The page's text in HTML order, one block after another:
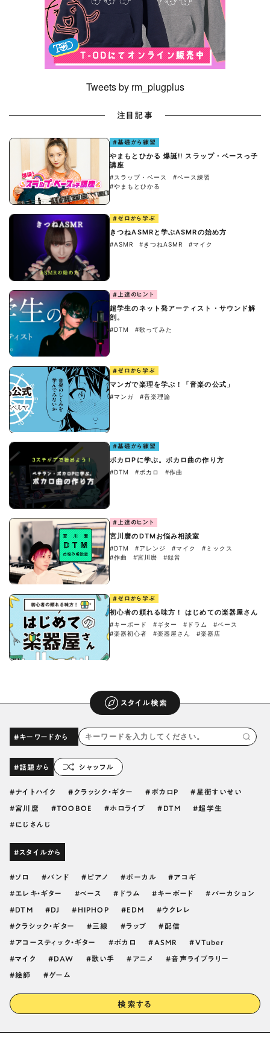
Tweets by rm_plugplus
注目記事
#基礎から練習
やまもとひかる 爆誕!! スラップ・ベースっ子
講座
#スラップ・ベース
#ベース練習
#やまもとひかる
#ゼロから学ぶ
きつねASMRと学ぶASMRの始め方
#ASMR #きつねASMR #マイク
#上達のヒント
超学生のネット発アーティスト・サウンド解
剖。
#DTM #歌ってみた
#ゼロから学ぶ
マンガで楽理を学ぶ！「音楽の公式」
#マンガ #音楽理論
#基礎から練習
ボカロPに学ぶ。ボカロ曲の作り方
#DTM #ボカロ #作曲
#上達のヒント
宮川麿のDTMお悩み相談室
#DTM #アレンジ #マイク
#ミックス
#作曲
#宮川麿 #録音
#ゼロから学ぶ
初心者の頼れる味方！ はじめての楽器屋さん
#キーボード #ギター #ドラム
#ベース
#楽器初心者
#楽器屋さん #楽器店
スタイル検索
#キーワードから
#話題から シャッフル
ナイトハイク クラッシク・ギター ボカロP 星街すいせい
宮川麿 TOOBOE ホロライブ DTM 超学生
にじさんじ
#スタイルから
ソロ バンド ピアノ ボーカル アコギ
エレキ・ギター ベース ドラム キーボード パーカション
DTM DJ HIPHOP EDM ウクレレ
クラシック・ギター 三線 ラップ 配信
アコースティック・ギター ボカロ ASMR VTuber
マイク DAW 歌い手 アニメ 音声ライブラリー
絵師 ゲーム
検索する